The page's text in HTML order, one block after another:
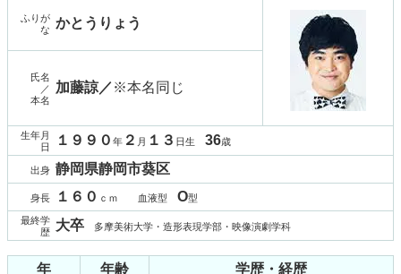
ふりが
な かとうりょう
氏名
／
本名
加藤諒／ ※本名同じ
生年月
日
１９９０年 ２ 月 １３ 日生36歳
出身 静岡県静岡市葵区
身長 １６０ ｃｍ 血液型O型
最終学
歴 大卒 多摩美術大学・造形表現学部・映像演劇学科
年 年齢 学歴・経歴